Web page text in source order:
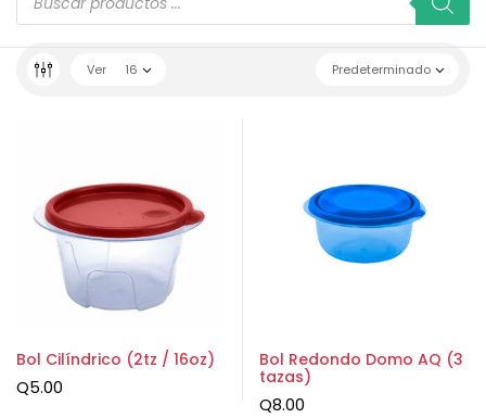
Predeterminado
Ver 16
Bol Cilíndrico (2tz / 16oz)
Q5.00
Bol Redondo Domo AQ (3
tazas)
Q8.00